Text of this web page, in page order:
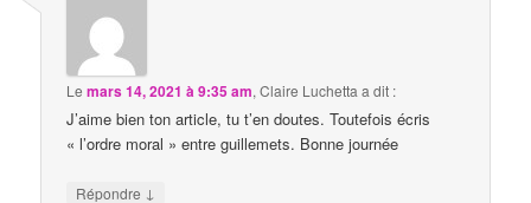
Lemars 14, 2021 à 9:35 am,Claire Luchetta a dit :
J’aime bien ton article, tu t’en doutes. Toutefois écris
« l’ordre moral » entre guillemets. Bonne journée
Répondre ↓